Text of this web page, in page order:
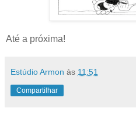
Até a próxima!
Estúdio Armon às 11:51
Compartilhar